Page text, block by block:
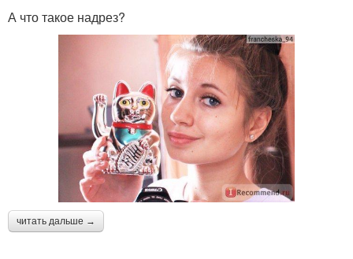
А что такое надрез?
читать дальше →